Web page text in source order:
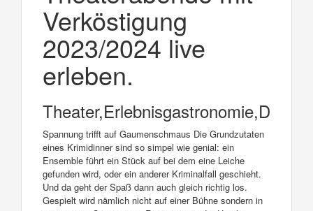
Verköstigung
2023/2024 live
erleben.
Spannung trifft auf Gaumenschmaus Die Grundzutaten
eines Krimidinner sind so simpel wie genial: ein
Ensemble führt ein Stück auf bei dem eine Leiche
gefunden wird, oder ein anderer Kriminalfall geschieht.
Und da geht der Spaß dann auch gleich richtig los.
Gespielt wird nämlich nicht auf einer Bühne sondern in